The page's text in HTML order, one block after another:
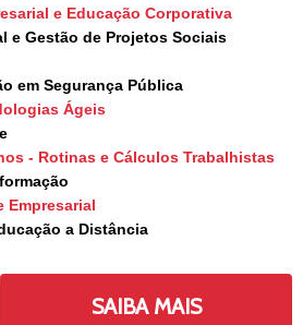
e Educação Corporativa
e Gestão de Projetos Sociais
em Segurança Pública
Ágeis
- Rotinas e Cálculos Trabalhistas
Empresarial
a Distância
SAIBA MAIS